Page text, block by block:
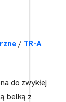
/ TR-A
do zwykłej
belką z